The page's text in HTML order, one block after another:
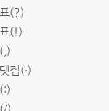
(?)
(!)
점(·)